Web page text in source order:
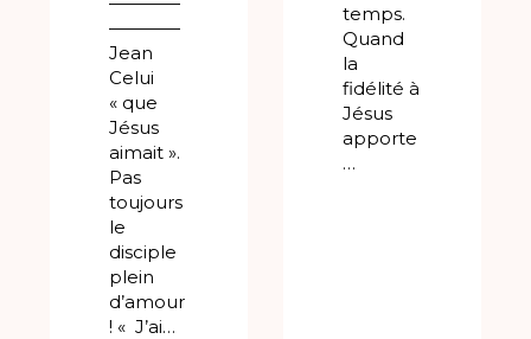
————
Jean
Celui
« que
Jésus
aimait ».
Pas
toujours
le
disciple
plein
d’amour
! « J’ai…
temps.
Quand
la
fidélité à
Jésus
apporte
…